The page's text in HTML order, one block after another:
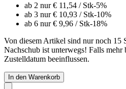
ab 2 nur€ 11,54 / Stk-5%
ab 3 nur€ 10,93 / Stk-10%
ab 6 nur€ 9,96 / Stk-18%
Von diesem Artikel sind nur noch 15
Nachschub ist unterwegs! Falls mehr
Zustelldatum beeinflussen.
In den Warenkorb